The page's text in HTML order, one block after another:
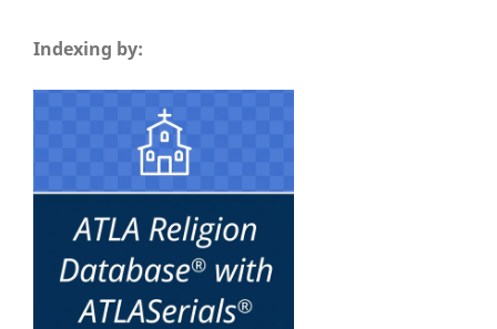
Indexing by: